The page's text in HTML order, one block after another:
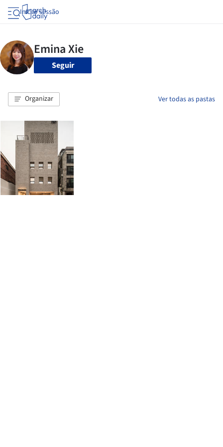
Iniciar sessão
Seguir
Organizar Ver todas as pastas